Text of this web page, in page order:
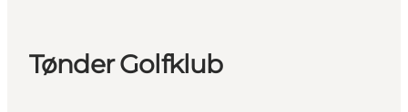
Tønder Golfklub